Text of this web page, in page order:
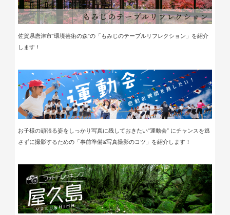
佐賀県唐津市”環境芸術の森”の「もみじのテーブルリフレクション」 を紹介
します！
お子様の頑張る姿をしっかり写真に残しておきたい“運動会” にチャンスを逃
さずに撮影するための「事前準備&写真撮影のコツ」を紹介します！